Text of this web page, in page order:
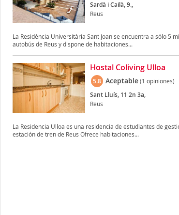
Sardà i Cailà, 9.,
Reus
La Residència Universitària Sant Joan se encuentra a sólo 5
autobús de Reus y dispone de habitaciones...
Hostal Coliving Ulloa
5.8 Aceptable(1 opiniones)
Sant Lluís, 11 2n 3a,
Reus
La Residencia Ulloa es una residencia de estudiantes de
estación de tren de Reus Ofrece habitaciones...